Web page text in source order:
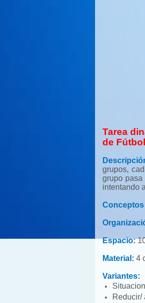
Tarea
de
grupos,
grupo
intentando
Espacio:
Material: 4
Variantes:
Reducir/